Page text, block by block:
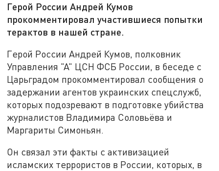
Герой России Андрей Кумов
прокомментировал участившиеся попытки
терактов в нашей стране.
Герой России Андрей Кумов, полковник
Управления "А" ЦСН ФСБ России, в беседе с
Царьградом прокомментировал сообщения о
задержании агентов украинских спецслужб,
которых подозревают в подготовке убийства
журналистов Владимира Соловьёва и
Маргариты Симоньян.
Он связал эти факты с активизацией
исламских террористов в России, которых, в